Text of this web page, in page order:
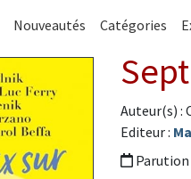
Nouveautés Catégories
Auteur(s) :
Editeur :
Parution